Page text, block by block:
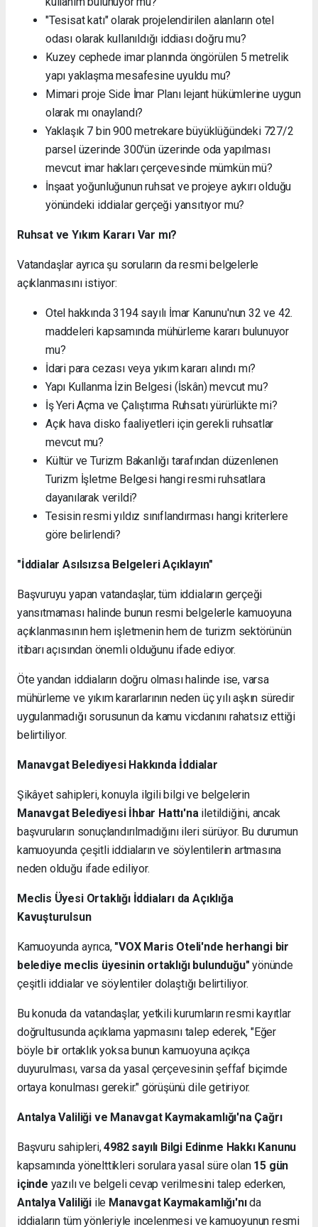
"Tesisat katı" olarak projelendirilen alanların otel
odası olarak kullanıldığı iddiası doğru mu?
Kuzey cephede imar planında öngörülen 5 metrelik
yapı yaklaşma mesafesine uyuldu mu?
Mimari proje Side İmar Planı lejant hükümlerine uygun
olarak mı onaylandı?
Yaklaşık 7 bin 900 metrekare büyüklüğündeki 727/2
parsel üzerinde 300'ün üzerinde oda yapılması
mevcut imar hakları çerçevesinde mümkün mü?
İnşaat yoğunluğunun ruhsat ve projeye aykırı olduğu
yönündeki iddialar gerçeği yansıtıyor mu?
Ruhsat ve Yıkım Kararı Var mı?
Vatandaşlar ayrıca şu soruların da resmi belgelerle
açıklanmasını istiyor:
Otel hakkında 3194 sayılı İmar Kanunu'nun 32 ve 42.
maddeleri kapsamında mühürleme kararı bulunuyor
mu?
İdari para cezası veya yıkım kararı alındı mı?
Yapı Kullanma İzin Belgesi (İskân) mevcut mu?
İş Yeri Açma ve Çalıştırma Ruhsatı yürürlükte mi?
Açık hava disko faaliyetleri için gerekli ruhsatlar
mevcut mu?
Kültür ve Turizm Bakanlığı tarafından düzenlenen
Turizm İşletme Belgesi hangi resmi ruhsatlara
dayanılarak verildi?
Tesisin resmi yıldız sınıflandırması hangi kriterlere
göre belirlendi?
"İddialar Asılsızsa Belgeleri Açıklayın"
Başvuruyu yapan vatandaşlar, tüm iddiaların gerçeği
yansıtmaması halinde bunun resmi belgelerle kamuoyuna
açıklanmasının hem işletmenin hem de turizm sektörünün
itibarı açısından önemli olduğunu ifade ediyor.
Öte yandan iddiaların doğru olması halinde ise, varsa
mühürleme ve yıkım kararlarının neden üç yılı aşkın süredir
uygulanmadığı sorusunun da kamu vicdanını rahatsız ettiği
belirtiliyor.
Manavgat Belediyesi Hakkında İddialar
Şikâyet sahipleri, konuyla ilgili bilgi ve belgelerin
Manavgat Belediyesi İhbar Hattı'na iletildiğini, ancak
başvuruların sonuçlandırılmadığını ileri sürüyor. Bu durumun
kamuoyunda çeşitli iddiaların ve söylentilerin artmasına
neden olduğu ifade ediliyor.
Meclis Üyesi Ortaklığı İddiaları da Açıklığa
Kavuşturulsun
Kamuoyunda ayrıca, "VOX Maris Oteli'nde herhangi bir
belediye meclis üyesinin ortaklığı bulunduğu" yönünde
çeşitli iddialar ve söylentiler dolaştığı belirtiliyor.
Bu konuda da vatandaşlar, yetkili kurumların resmi kayıtlar
doğrultusunda açıklama yapmasını talep ederek, "Eğer
böyle bir ortaklık yoksa bunun kamuoyuna açıkça
duyurulması, varsa da yasal çerçevesinin şeffaf biçimde
ortaya konulması gerekir." görüşünü dile getiriyor.
Antalya Valiliği ve Manavgat Kaymakamlığı'na Çağrı
Başvuru sahipleri,4982 sayılı Bilgi Edinme Hakkı Kanunu
kapsamında yönelttikleri sorulara yasal süre olan 15 gün
içinde yazılı ve belgeli cevap verilmesini talep ederken,
Antalya Valiliğiile Manavgat Kaymakamlığı'nıda
iddiaların tüm yönleriyle incelenmesi ve kamuoyunun resmi